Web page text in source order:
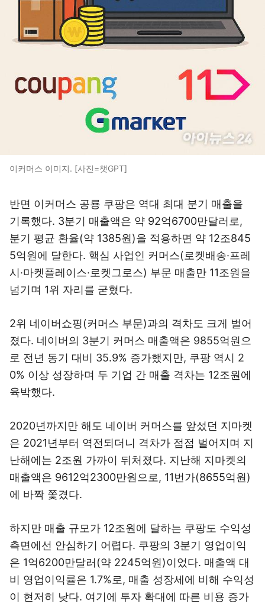
이커머스 이미지. [사진=챗GPT]
반면 이커머스 공룡 쿠팡은 역대 최대 분기 매출을
기록했다. 3분기 매출액은 약 92억6700만달러로,
분기 평균 환율(약 1385원)을 적용하면 약 12조845
5억원에 달한다. 핵심 사업인 커머스(로켓배송·프레
시·마켓플레이스·로켓그로스) 부문 매출만 11조원을
넘기며 1위 자리를 굳혔다.
2위 네이버쇼핑(커머스 부문)과의 격차도 크게 벌어
졌다. 네이버의 3분기 커머스 매출액은 9855억원으
로 전년 동기 대비 35.9% 증가했지만, 쿠팡 역시 2
0% 이상 성장하며 두 기업 간 매출 격차는 12조원에
육박했다.
2020년까지만 해도 네이버 커머스를 앞섰던 지마켓
은 2021년부터 역전되더니 격차가 점점 벌어지며 지
난해에는 2조원 가까이 뒤처졌다. 지난해 지마켓의
매출액은 9612억2300만원으로, 11번가(8655억원)
에 바짝 쫓겼다.
하지만 매출 규모가 12조원에 달하는 쿠팡도 수익성
측면에선 안심하기 어렵다. 쿠팡의 3분기 영업이익
은 1억6200만달러(약 2245억원)이었다. 매출액 대
비 영업이익률은 1.7%로, 매출 성장세에 비해 수익성
이 현저히 낮다. 여기에 투자 확대에 따른 비용 증가